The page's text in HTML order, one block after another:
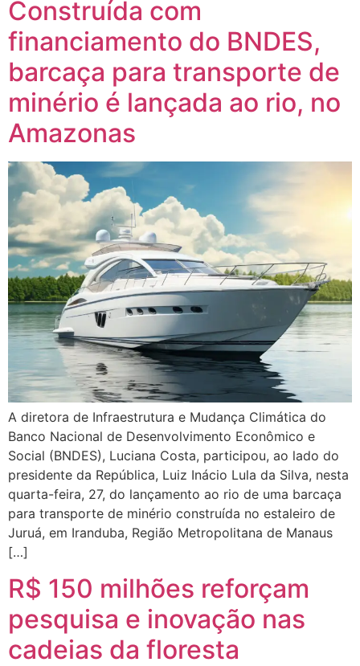
Construída com
financiamento do BNDES,
barcaça para transporte de
minério é lançada ao rio, no
Amazonas
A diretora de Infraestrutura e Mudança Climática do
Banco Nacional de Desenvolvimento Econômico e
Social (BNDES), Luciana Costa, participou, ao lado do
presidente da República, Luiz Inácio Lula da Silva, nesta
quarta-feira, 27, do lançamento ao rio de uma barcaça
para transporte de minério construída no estaleiro de
Juruá, em Iranduba, Região Metropolitana de Manaus
[…]
R$ 150 milhões reforçam
pesquisa e inovação nas
cadeias da floresta